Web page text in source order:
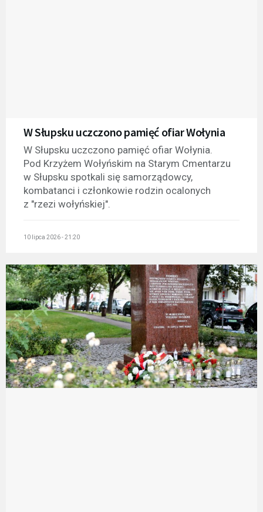
W Słupsku uczczono pamięć ofiar Wołynia
W Słupsku uczczono pamięć ofiar Wołynia.
Pod Krzyżem Wołyńskim na Starym Cmentarzu
w Słupsku spotkali się samorządowcy,
kombatanci i członkowie rodzin ocalonych
z "rzezi wołyńskiej".
10 lipca 2026 - 21:20